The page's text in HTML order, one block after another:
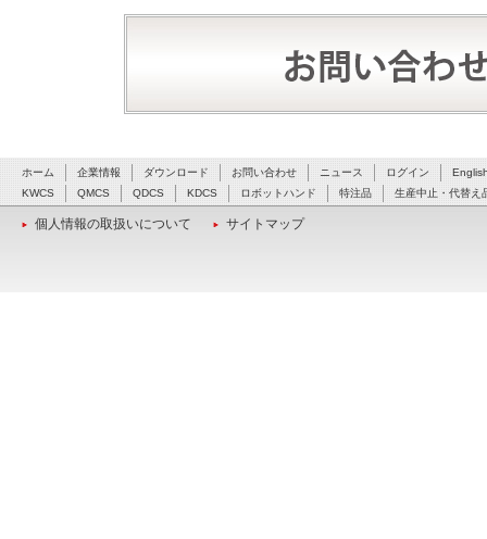
ホーム 企業情報 ダウンロード お問い合わせ ニュース ログイン
KWCS
QMCS QDCS KDCS ロボットハンド 特注品 生産中止・代替え
個人情報の取扱いについて サイトマップ